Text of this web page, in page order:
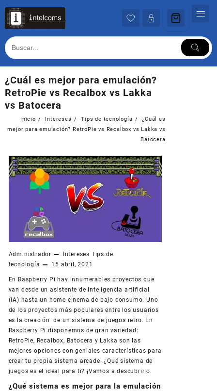
contenido
¿Cuál es mejor para emulación?
RetroPie vs Recalbox vs Lakka
vs Batocera
Inicio Intereses Tips de tecnología
¿Cuál es
mejor para emulación? RetroPie vs Recalbox vs Lakka vs
Batocera
Administrador Intereses Tips de
tecnología
15 abril, 2021
En Raspberry Pi hay innumerables proyectos que
van desde un asistente de inteligencia artificial
(IA) hasta un home cinema de bajo consumo. Uno
de los proyectos más populares entre los usuarios
es la creación de un sistema de juegos retro. En
Raspberry Pi disponemos de gran variedad:
RetroPie, Recalbox, Batocera y Lakka son las
mejores opciones con geniales características para
crear tu propia sistema arcade. ¿Qué sistema de
juegos es el ideal para ti? ¡Vamos a descubrirlo
¿Qué sistema es mejor para la emulación